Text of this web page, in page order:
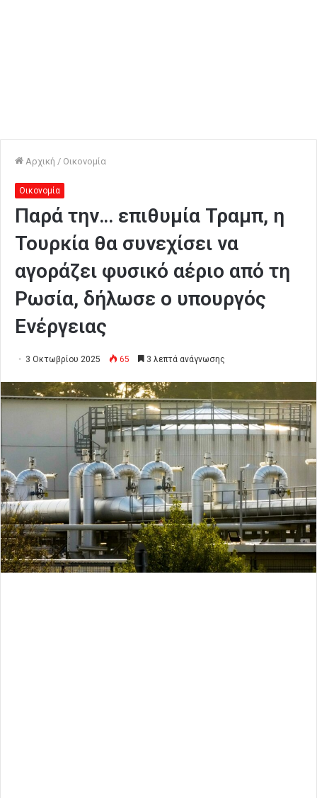
Αρχική / Οικονομία
Οικονομία
Παρά την… επιθυμία Τραμπ, η
Τουρκία θα συνεχίσει να
αγοράζει φυσικό αέριο από τη
Ρωσία, δήλωσε ο υπουργός
Ενέργειας
3 Οκτωβρίου 2025 65 3 λεπτά ανάγνωσης